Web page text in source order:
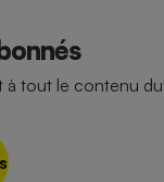
à tout le contenu du